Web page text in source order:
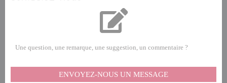
Une question, une remarque, une suggestion, un commentaire ?
ENVOYEZ-NOUS UN MESSAGE